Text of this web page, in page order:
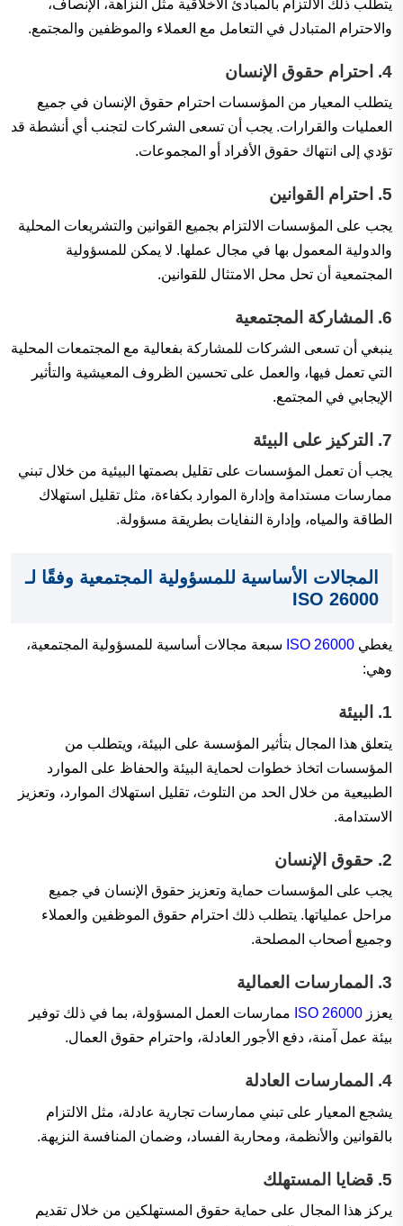
يتطلب ذلك الالتزام بالمبادئ الأخلاقية مثل النزاهة، الإنصاف،
والاحترام المتبادل في التعامل مع العملاء والموظفين والمجتمع.
4. احترام حقوق الإنسان
يتطلب المعيار من المؤسسات احترام حقوق الإنسان في جميع
العمليات والقرارات. يجب أن تسعى الشركات لتجنب أي أنشطة قد
تؤدي إلى انتهاك حقوق الأفراد أو المجموعات.
5. احترام القوانين
يجب على المؤسسات الالتزام بجميع القوانين والتشريعات المحلية
والدولية المعمول بها في مجال عملها. لا يمكن للمسؤولية
المجتمعية أن تحل محل الامتثال للقوانين.
6. المشاركة المجتمعية
ينبغي أن تسعى الشركات للمشاركة بفعالية مع المجتمعات المحلية
التي تعمل فيها، والعمل على تحسين الظروف المعيشية والتأثير
الإيجابي في المجتمع.
7. التركيز على البيئة
يجب أن تعمل المؤسسات على تقليل بصمتها البيئية من خلال تبني
ممارسات مستدامة وإدارة الموارد بكفاءة، مثل تقليل استهلاك
الطاقة والمياه، وإدارة النفايات بطريقة مسؤولة.
المجالات الأساسية للمسؤولية المجتمعية وفقًا لـ
ISO 26000
يغطي ISO 26000 سبعة مجالات أساسية للمسؤولية المجتمعية،
وهي:
1. البيئة
يتعلق هذا المجال بتأثير المؤسسة على البيئة، ويتطلب من
المؤسسات اتخاذ خطوات لحماية البيئة والحفاظ على الموارد
الطبيعية من خلال الحد من التلوث، تقليل استهلاك الموارد، وتعزيز
الاستدامة.
2. حقوق الإنسان
يجب على المؤسسات حماية وتعزيز حقوق الإنسان في جميع
مراحل عملياتها. يتطلب ذلك احترام حقوق الموظفين والعملاء
وجميع أصحاب المصلحة.
3. الممارسات العمالية
يعزز ISO 26000 ممارسات العمل المسؤولة، بما في ذلك توفير
بيئة عمل آمنة، دفع الأجور العادلة، واحترام حقوق العمال.
4. الممارسات العادلة
يشجع المعيار على تبني ممارسات تجارية عادلة، مثل الالتزام
بالقوانين والأنظمة، ومحاربة الفساد، وضمان المنافسة النزيهة.
5. قضايا المستهلك
يركز هذا المجال على حماية حقوق المستهلكين من خلال تقديم